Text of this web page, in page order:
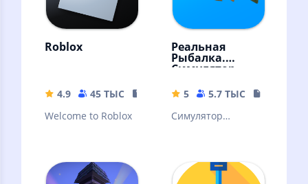
Roblox
4.9 45 ТЫС
155.66 MB
Welcome to Roblox
Реальная
Рыбалка.
Симулятор
5 5.7 ТЫС
Симулятор
ловить на 2 удочки
сразу